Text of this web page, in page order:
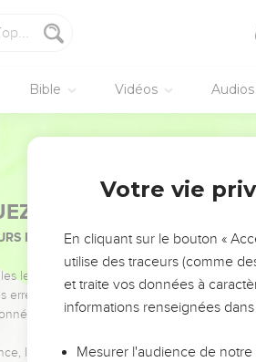
Bible Vidéos Audios
PAS L’ÉVÉNEMENT
POUVAIENT VOUS ÉVITER LES
leaders pour leurs réussites, leur impact,
erreurs et les saisons difficiles qu'ils ont
leaders, entrepreneurs, et responsables
Votre vie
En cliquant sur le bouton «
utilise des traceurs (comme
et traite vos données à
informations renseignées
Mesurer l'audience de notre